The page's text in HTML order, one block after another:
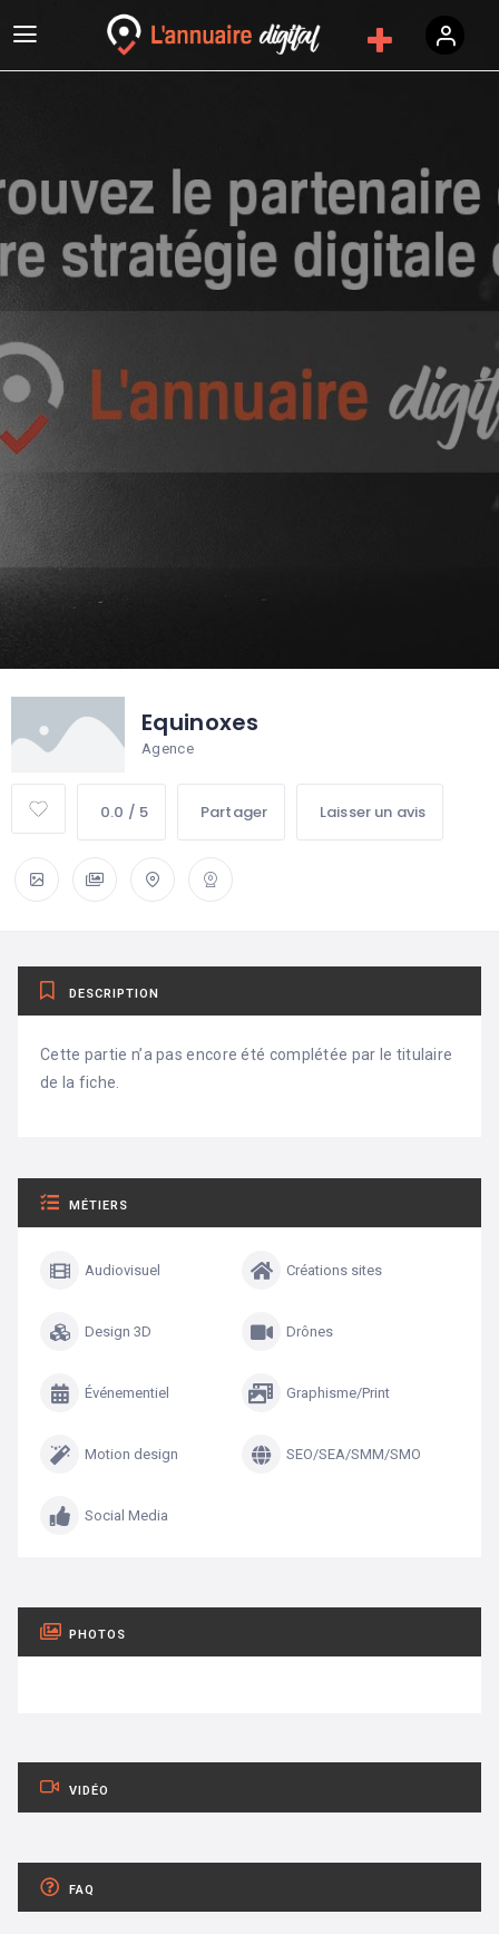
Equinoxes
Agence
0.0 / 5 Partager Laisser un avis
DESCRIPTION
Cette partie n’a pas encore été complétée par le titulaire
de la fiche.
MÉTIERS
Audiovisuel Créations sites
Design 3D Drônes
Événementiel Graphisme/Print
Motion design SEO/SEA/SMM/SMO
Social Media
PHOTOS
VIDÉO
FAQ